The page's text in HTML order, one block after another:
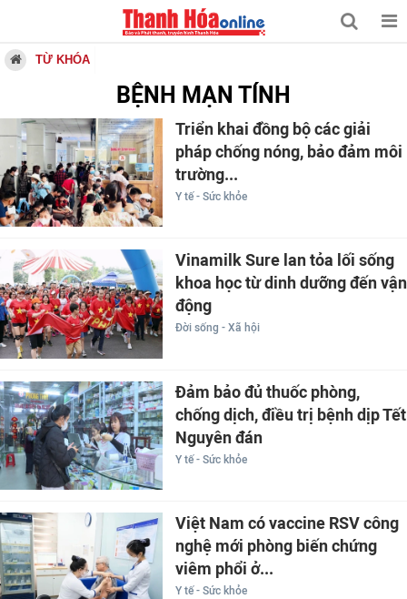
TỪ KHÓA
BỆNH MẠN TÍNH
Triển khai đồng bộ các giải
pháp chống nóng, bảo đảm môi
trường...
Y tế - Sức khỏe
Vinamilk Sure lan tỏa lối sống
khoa học từ dinh dưỡng đến vận
động
Đời sống - Xã hội
Đảm bảo đủ thuốc phòng,
chống dịch, điều trị bệnh dịp Tết
Nguyên đán
Y tế - Sức khỏe
Việt Nam có vaccine RSV công
nghệ mới phòng biến chứng
viêm phổi ở...
Y tế - Sức khỏe